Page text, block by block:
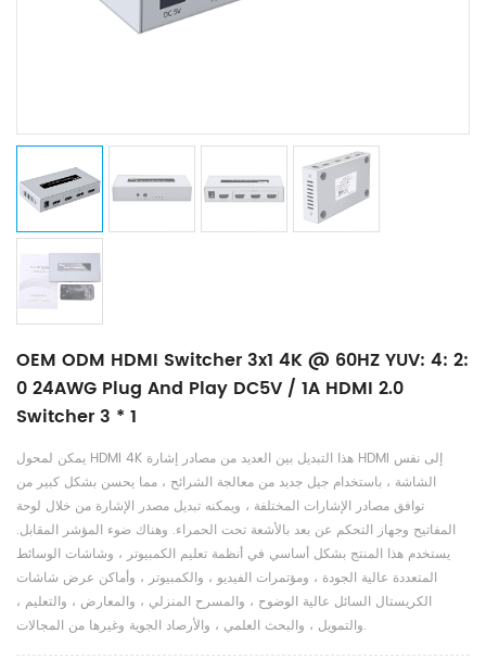
OEM ODM HDMI Switcher 3x1 4K @ 60HZ YUV: 4: 2:
0 24AWG Plug And Play DC5V / 1A HDMI 2.0
Switcher 3 * 1
يمكن لمحول HDMI 4K هذا التبديل بين العديد من مصادر إشارة HDMI إلى نفس
الشاشة ، باستخدام جيل جديد من معالجة الشرائح ، مما يحسن بشكل كبير من
توافق مصادر الإشارات المختلفة ، ويمكنه تبديل مصدر الإشارة من خلال لوحة
المفاتيح وجهاز التحكم عن بعد بالأشعة تحت الحمراء. وهناك ضوء المؤشر المقابل.
يستخدم هذا المنتج بشكل أساسي في أنظمة تعليم الكمبيوتر ، وشاشات الوسائط
المتعددة عالية الجودة ، ومؤتمرات الفيديو ، والكمبيوتر ، وأماكن عرض شاشات
الكريستال السائل عالية الوضوح ، والمسرح المنزلي ، والمعارض ، والتعليم ،
والتمويل ، والبحث العلمي ، والأرصاد الجوية وغيرها من المجالات.